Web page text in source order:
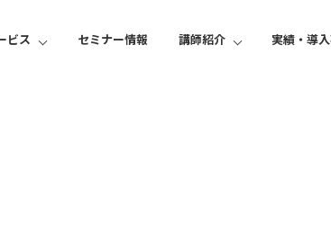
ビス セミナー情報 講師紹介 実績・導